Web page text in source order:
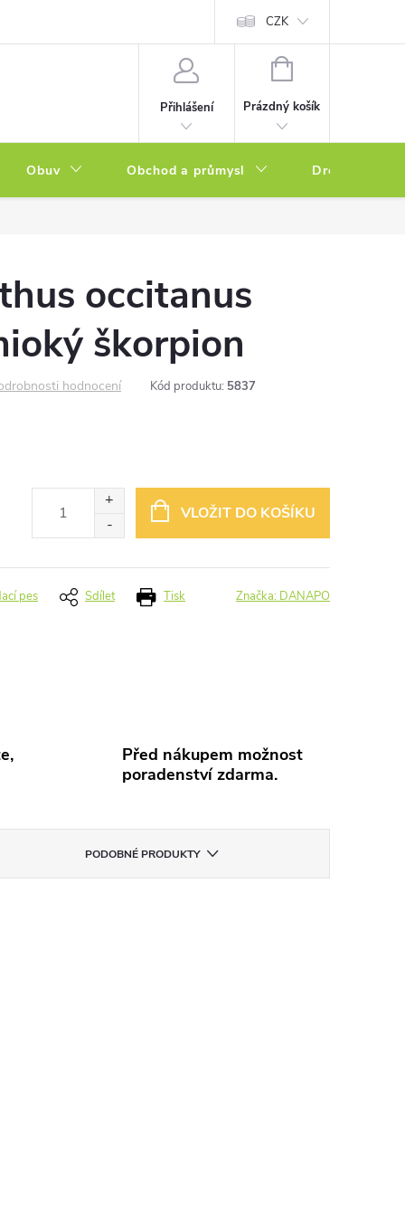
zboží Podmínky ochrany osobních údajů Soubory cookies
CZK
Přihlášení
NÁKUPNÍ
Prázdný košík
Obuv Obchod a průmysl Drogerie
occitanus
škorpion
hodnocení Kód produktu: 5837
VLOŽIT DO KOŠÍKU
Tisk
pes Sdílet Značka: DANAPO
Před nákupem možnost
poradenství zdarma.
PODOBNÉ PRODUKTY